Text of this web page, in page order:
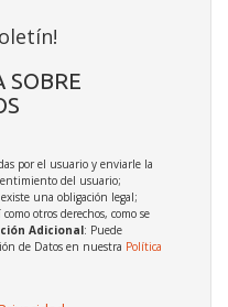
SOBRE
por el usuario y enviarle la
del usuario;
una obligación legal;
otros derechos, como se
Adicional: Puede
de Datos en nuestra Política